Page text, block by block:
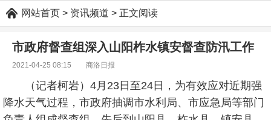
网站首页 > 资讯频道 > 正文阅读
市政府督查组深入山阳柞水镇安督查防汛工作
2021-04-25 08:15 商洛日报
（记者柯岩）4月23日至24日，为有效应对近期强
降水天气过程，市政府抽调市水利局、市应急局等部门